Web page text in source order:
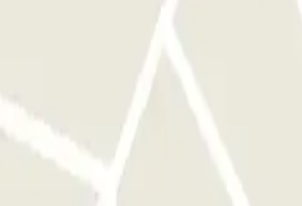
SE IL TUO PASS INCLUDE ENTRATE E USCITE